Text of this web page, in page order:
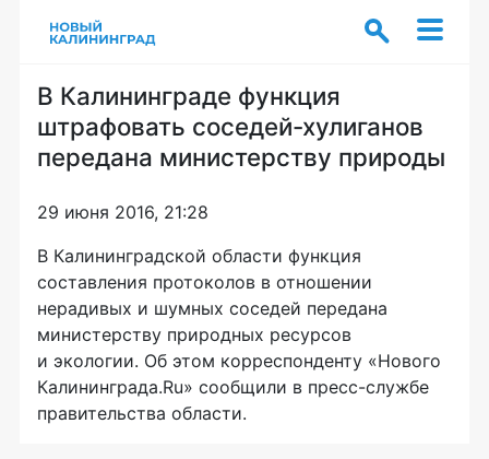
В Калининграде функция
штрафовать соседей-хулиганов
передана министерству природы
29 июня 2016, 21:28
В Калининградской области функция
составления протоколов в отношении
нерадивых и шумных соседей передана
министерству природных ресурсов
и экологии. Об этом корреспонденту «Нового
Калининграда.Ru» сообщили в пресс-службе
правительства области.